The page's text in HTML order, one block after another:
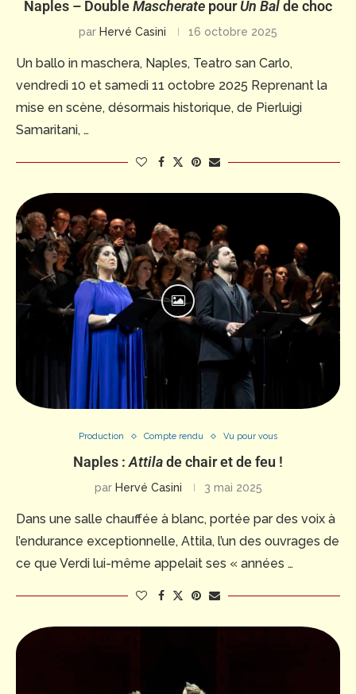
Naples – DoubleMascherate pourUn Balde choc
par Hervé Casini 16 octobre 2025
Un ballo in maschera, Naples, Teatro san Carlo,
vendredi 10 et samedi 11 octobre 2025 Reprenant la
mise en scène, désormais historique, de Pierluigi
Samaritani, …
Production Compte rendu Vu pour vous
Naples :Attilade chair et de feu !
par Hervé Casini 3 mai 2025
Dans une salle chauffée à blanc, portée par des voix à
l’endurance exceptionnelle, Attila, l’un des ouvrages de
ce que Verdi lui-même appelait ses « années …